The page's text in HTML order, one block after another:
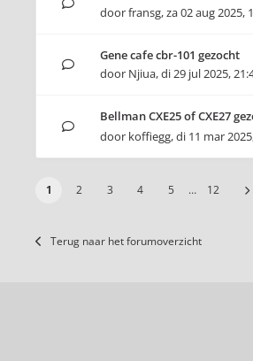
doorfransg,za 02 aug 2025,
Gene cafe cbr-101 gezocht
door Njiua,di 29 jul 2025,
Bellman CXE25 of CXE27
door koffiegg,di 11 mar
1 2 3 4 5 … 12
Terug naar het forumoverzicht